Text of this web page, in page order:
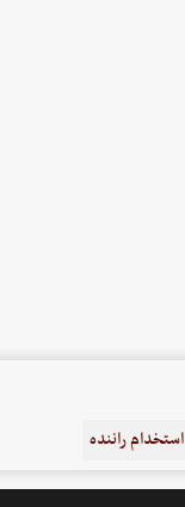
استخدام راننده